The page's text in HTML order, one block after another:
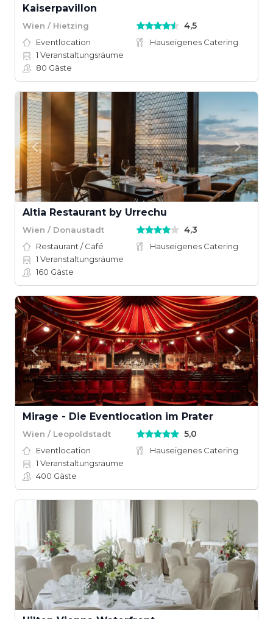
Kaiserpavillon
Wien / Hietzing 4,5
Eventlocation
Hauseigenes Catering
1 Veranstaltungsräume
80 Gäste
Altia Restaurant by Urrechu
Wien / Donaustadt 4,3
Restaurant / Café
Hauseigenes Catering
1 Veranstaltungsräume
160 Gäste
Mirage - Die Eventlocation im Prater
Wien / Leopoldstadt 5,0
Eventlocation
Hauseigenes Catering
1 Veranstaltungsräume
400 Gäste